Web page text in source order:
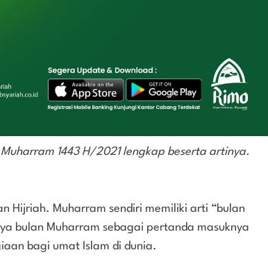
1443 H/2021 lengkap beserta artinya.
Hijriah. Muharram sendiri memiliki arti “bulan
bulan Muharram sebagai pertanda masuknya
bagi umat Islam di dunia.